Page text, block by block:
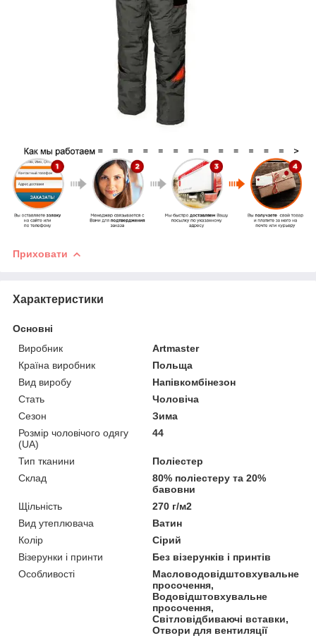
Приховати
Характеристики
Основні
Виробник
Artmaster
Країна виробник
Польща
Вид виробу
Напівкомбінезон
Стать
Чоловіча
Сезон
Зима
Розмір чоловічого одягу
(UA)
44
Тип тканини
Поліестер
Склад
80% поліестеру та 20%
бавовни
Щільність
270 г/м2
Вид утеплювача
Ватин
Колір
Сірий
Візерунки і принти
Без візерунків і принтів
Особливості
Масловодовідштовхувальне
просочення,
Водовідштовхувальне
просочення,
Світловідбиваючі вставки,
Отвори для вентиляції